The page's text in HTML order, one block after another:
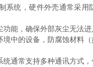
系统，硬件外壳通常采
功能，确保外部灰尘无法
境中的设备，防腐蚀材料
通常支持多种通讯方式